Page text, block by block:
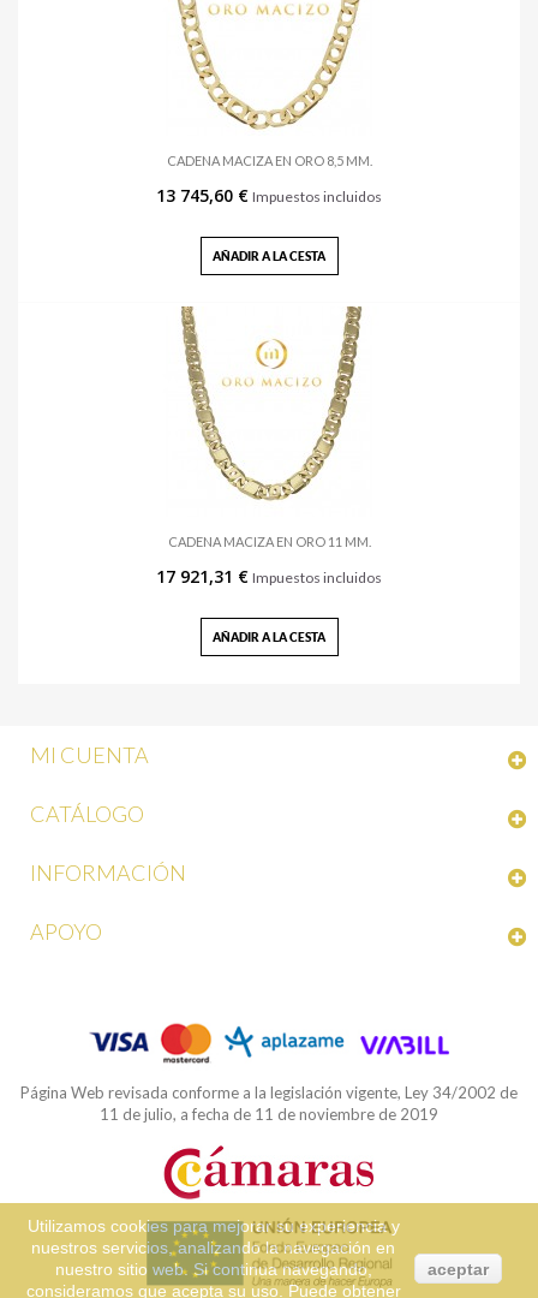
CADENA MACIZA EN ORO 8,5 MM.
13 745,60 € Impuestos incluidos
AÑADIR A LA CESTA
CADENA MACIZA EN ORO 11 MM.
17 921,31 € Impuestos incluidos
AÑADIR A LA CESTA
MI CUENTA
CATÁLOGO
INFORMACIÓN
APOYO
Utilizamos cookies para mejorar su experiencia y
nuestros servicios, analizando la navegación en
nuestro sitio web. Si continua navegando,
consideramos que acepta su uso. Puede obtener
aceptar
Página Web revisada conforme a la legislación vigente, Ley 34/2002 de
11 de julio, a fecha de 11 de noviembre de 2019